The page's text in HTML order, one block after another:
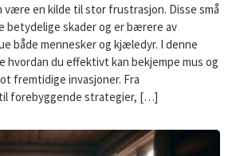
være en kilde til stor frustrasjon. Disse små
betydelige skader og er bærere av
både mennesker og kjæledyr. I denne
hvordan du effektivt kan bekjempe mus og
fremtidige invasjoner. Fra
forebyggende strategier, […]